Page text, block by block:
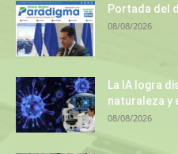
Portada del
08/08/2026
La IA logra
naturaleza y
08/08/2026